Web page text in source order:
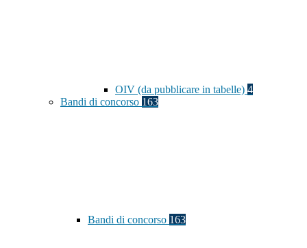
OIV (da pubblicare in tabelle) 4
Bandi di concorso 163
Bandi di concorso 163